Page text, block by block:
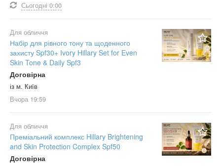
Сьогодні 0:00
Для обличчя
Набір для рівного тону та щоденного
захисту Spf30+ Ivory Hillary Set for Even
Skin Tone & Daily Spf3
Договірна
із м. Київ
Вчора 19:59
Для обличчя
Преміальний комплекс Hillary Brightening
and Skin Protection Complex Spf50
Договірна